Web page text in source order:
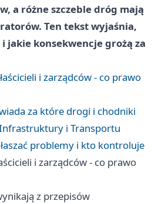
a różne szczeble dróg mają
Ten tekst wyjaśnia,
jakie konsekwencje grożą za
i zarządców - co prawo
za które drogi i chodniki
i Transportu
problemy i kto kontroluje
i zarządców - co prawo
z przepisów